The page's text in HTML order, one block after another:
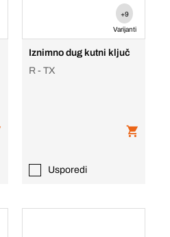
+9
Varijanti
Iznimno dug kutni ključ
R - TX
Usporedi